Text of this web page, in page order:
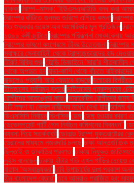
ধাক্কা ট্রাম্প–মাস্ক: ‘ইউএসএআইডি বন্ধ করা
ট্রাম্পের ঘাঁটিতে জনমত জরিপে এগিয়ে কমলা
গত শুক্রবার ভয়েস অব আমেরিকার মূল প্রতিষ্ঠান
১৩০০ কর্মী ছুটিতে ট্রাম্পের পরিকল্পনা মোকাবেলায়
ট্রাম্পের ভাষণে কংগ্রেসে তীব্র উত্তেজনা ট্রাম্পের
স্বাক্ষরে সেনাবাহিনী থেকে ট্রান্সজেন্ডারদের বাদ
টিকিট বিক্রি শুরু ট্রেন্ডি ডিজাইনে 'সারা'র শীতকালীন
থেকে অপহৃত হন ঠান্ডা-কাশি থেকে বাঁচতে
বাড়লেও প্রবাসী আয় যেভাবে বাড়ছে ডলারের
ইতিহাসের সর্বনিম্ন স্তরে ডাইনোসর পুনরুদ্ধারের চেষ্টা
রোগীদের আতঙ্কের কারণ ডায়াবেটিস রোগীদের জন্য
৪টি লক্ষণ যা কেবল নারীদের মধ্যে দেখা যায় ডালিম
ডিএসসিসি নির্বাচন ডিপসিক ডেঙ্গু ডেঙ্গু হওয়ার কারণ
ডেভেলপমেন্ট পার্টি পেল নির্বাচন কমিশনের নিবন্ধন"
ব্যবসা নিয়ে সতর্কবার্তা ডোনাল্ড ট্রাম্প যুক্তরাষ্ট্রের
ড্রোনের মাধ্যমে নজরদারি চলছে ঢাকা আন্তর্জাতিক
ছিনতাই ও ডাকাতির প্রবণতা ঢাকায় নিযুক্ত
লুইস বলেছেন ঢাকায় হাঁটার গতি এখন গাড়ির চেয়েও
বাতাস ‘অস্বাস্থ্যকর’ ঢাবি উপাচার্যের দুঃখ প্রকাশ
হীন বাংলাদেশ বেতার” তবে আমরাও পরাজিত হব: